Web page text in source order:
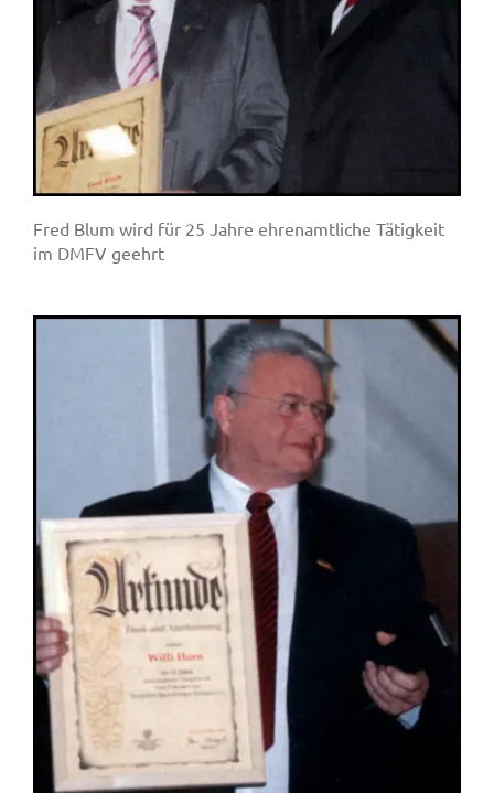
Fred Blum wird für 25 Jahre ehrenamtliche Tätigkeit
im DMFV geehrt